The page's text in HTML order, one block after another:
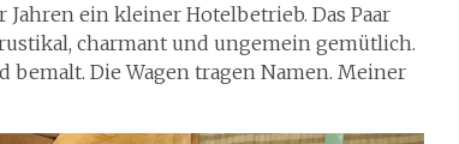
ein kleiner Hotelbetrieb. Das Paar
charmant und ungemein gemütlich.
Die Wagen tragen Namen. Meiner